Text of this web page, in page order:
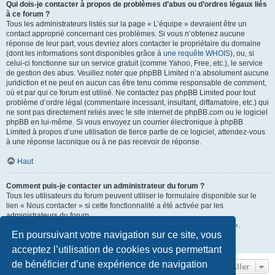
En poursuivant votre navigation sur ce site, vous
acceptez l’utilisation de cookies vous permettant
de bénéficier d’une expérience de navigation
Qui dois-je contacter à propos de problèmes d’abus ou d’ordres légaux liés
à ce forum ?
Tous les administrateurs listés sur la page « L’équipe » devraient être un
contact approprié concernant ces problèmes. Si vous n’obtenez aucune
réponse de leur part, vous devriez alors contacter le propriétaire du domaine
(dont les informations sont disponibles grâce à une requête WHOIS), ou, si
celui-ci fonctionne sur un service gratuit (comme Yahoo, Free, etc.), le service
de gestion des abus. Veuillez noter que phpBB Limited n’a absolument aucune
juridiction et ne peut en aucun cas être tenu comme responsable de comment,
où et par qui ce forum est utilisé. Ne contactez pas phpBB Limited pour tout
problème d’ordre légal (commentaire incessant, insultant, diffamatoire, etc.) qui
ne sont pas directement reliés avec le site internet de phpBB.com ou le logiciel
phpBB en lui-même. Si vous envoyez un courrier électronique à phpBB
Limited à propos d’une utilisation de tierce partie de ce logiciel, attendez-vous
à une réponse laconique ou à ne pas recevoir de réponse.
Haut
Comment puis-je contacter un administrateur du forum ?
Tous les utilisateurs du forum peuvent utiliser le formulaire disponible sur le
lien « Nous contacter » si cette fonctionnalité a été activée par les
administrateurs du forum.
Les membres du forum peuvent également utiliser le lien « L’équipe ».
Aller